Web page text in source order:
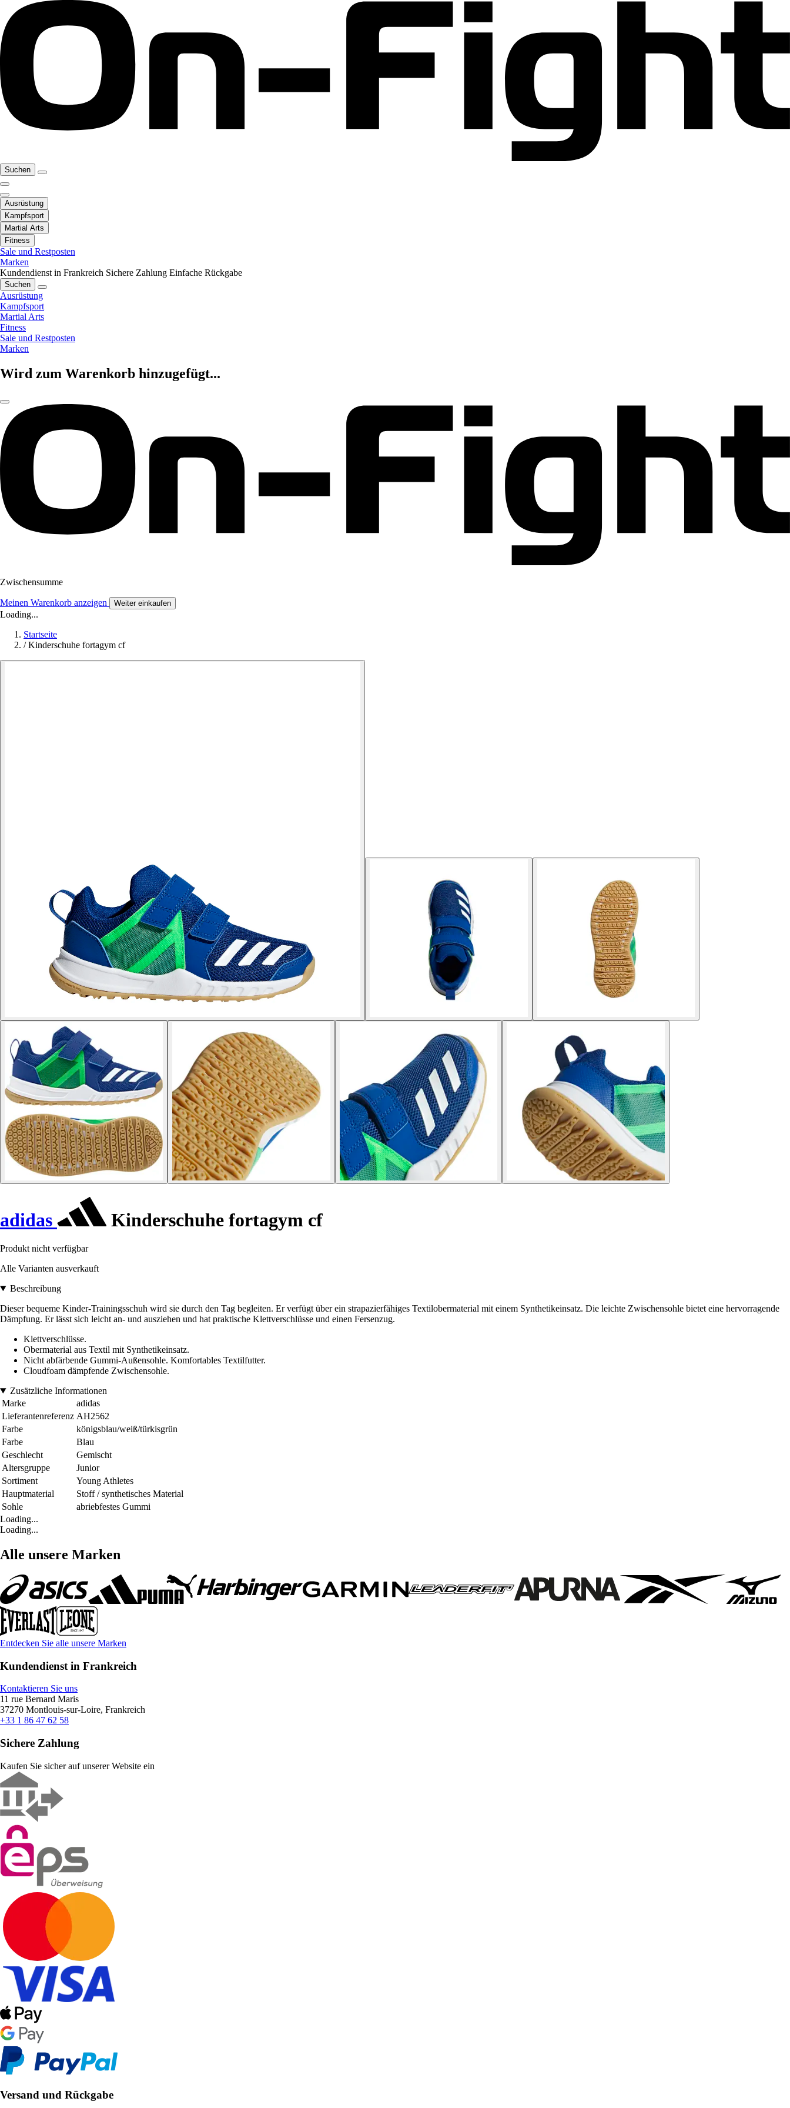
Suchen
Ausrüstung
Kampfsport
Martial Arts
Fitness
Sale und Restposten
Marken
Kundendienst in Frankreich Sichere Zahlung Einfache Rückgabe
Suchen
Ausrüstung
Kampfsport
Martial Arts
Fitness
Sale und Restposten
Marken
Wird zum Warenkorb hinzugefügt...
Zwischensumme
Meinen Warenkorb anzeigen Weiter einkaufen
Loading...
Startseite
/ Kinderschuhe fortagym cf
adidas Kinderschuhe fortagym cf
Produkt nicht verfügbar
Alle Varianten ausverkauft
Beschreibung
Dieser bequeme Kinder-Trainingsschuh wird sie durch den Tag begleiten. Er verfügt über ein strapazierfähiges Textilobermaterial mit einem Synthetikeinsatz. Die leichte Zwischensohle bietet eine hervorragende
Dämpfung. Er lässt sich leicht an- und ausziehen und hat praktische Klettverschlüsse und einen Fersenzug.
Klettverschlüsse.
Obermaterial aus Textil mit Synthetikeinsatz.
Nicht abfärbende Gummi-Außensohle. Komfortables Textilfutter.
Cloudfoam dämpfende Zwischensohle.
Zusätzliche Informationen
Marke
adidas
Lieferantenreferenz AH2562
Farbe
königsblau/weiß/türkisgrün
Farbe
Blau
Geschlecht
Gemischt
Altersgruppe
Junior
Sortiment
Young Athletes
Hauptmaterial
Stoff / synthetisches Material
Sohle
abriebfestes Gummi
Loading...
Loading...
Alle unsere Marken
Entdecken Sie alle unsere Marken
Kundendienst in Frankreich
Kontaktieren Sie uns
11 rue Bernard Maris
37270 Montlouis-sur-Loire, Frankreich
+33 1 86 47 62 58
Sichere Zahlung
Kaufen Sie sicher auf unserer Website ein
Versand und Rückgabe